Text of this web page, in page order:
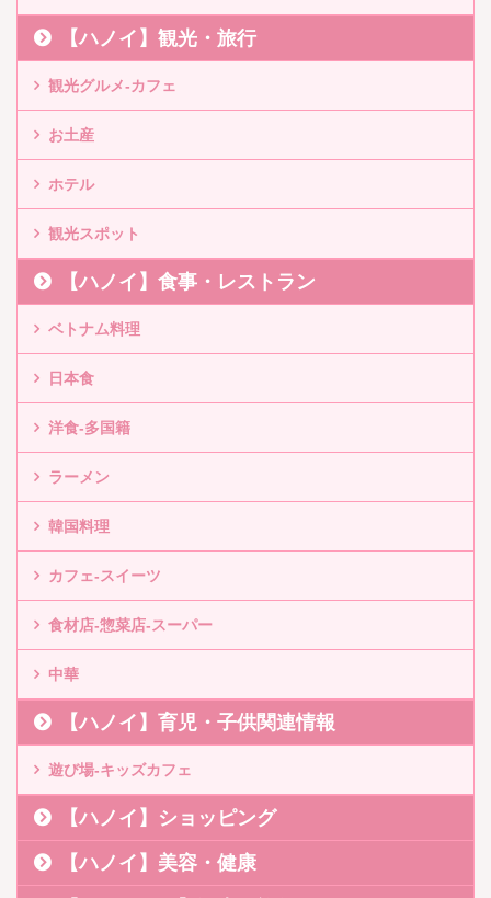
【ハノイ】観光・旅行
観光グルメ-カフェ
お土産
ホテル
観光スポット
【ハノイ】食事・レストラン
ベトナム料理
日本食
洋食-多国籍
ラーメン
韓国料理
カフェ-スイーツ
食材店-惣菜店-スーパー
中華
【ハノイ】育児・子供関連情報
遊び場-キッズカフェ
【ハノイ】ショッピング
【ハノイ】美容・健康